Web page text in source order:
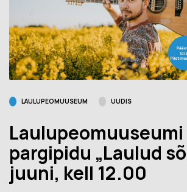
LAULUPEOMUUSEUM UUDIS
pargipidu „Laulud
juuni, kell 12.00